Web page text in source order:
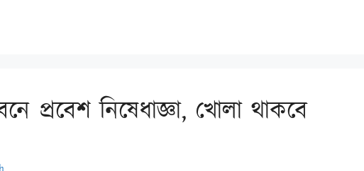
প্রবেশ নিষেধাজ্ঞা, খোলা থাকবে